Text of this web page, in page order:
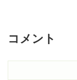
コメント